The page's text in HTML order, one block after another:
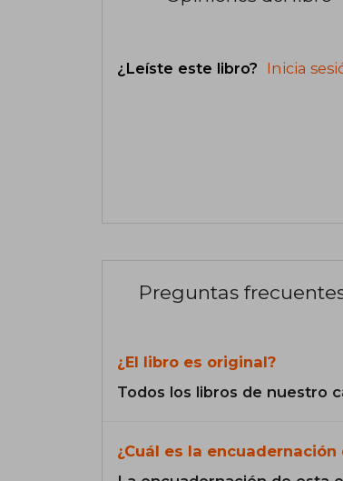
¿Leíste este libro? Inicia
Preguntas
¿El libro es original?
Todos los libros de nuestro
¿Cuál es la